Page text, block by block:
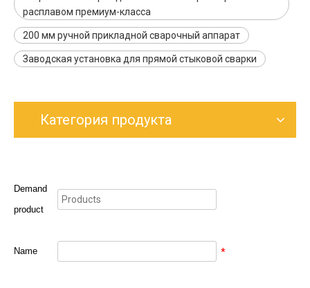
расплавом премиум-класса
200 мм ручной прикладной сварочный аппарат
Заводская установка для прямой стыковой сварки
Категория продукта
Demand
product
Name *